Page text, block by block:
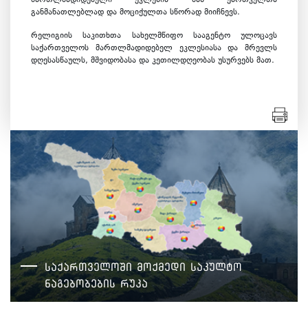
განმანათლებლად და მოციქულთა სწორად მიიჩნევს.
რელიგიის საკითხთა სახელმწიფო სააგენტო ულოცავს
საქართველოს მართლმადიდებელ ეკლესიასა და მრევლს
დღესასწაულს, მშვიდობასა და კეთილდღეობას უსურვებს მათ.
საქართველოში მოქმედი საკულტო
ნაგებობების რუკა